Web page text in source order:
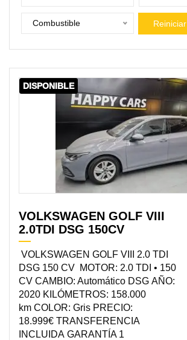
Combustible Reiniciar
DISPONIBLE
VOLKSWAGEN GOLF VIII
2.0TDI DSG 150CV
VOLKSWAGEN GOLF VIII 2.0 TDI
DSG 150 CV MOTOR: 2.0 TDI • 150
CV CAMBIO: Automático DSG AÑO:
2020 KILÓMETROS: 158.000
km COLOR: Gris PRECIO:
18.999€ TRANSFERENCIA
INCLUIDA GARANTÍA 1